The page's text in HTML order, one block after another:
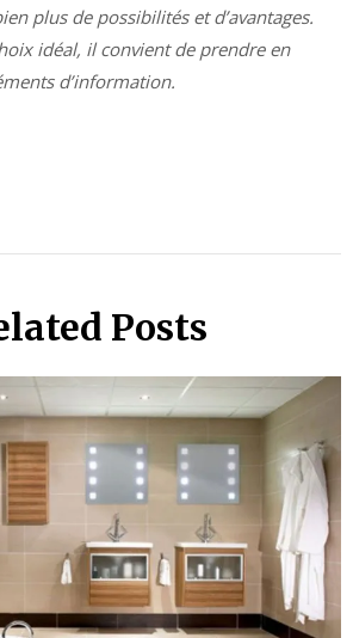
plus de possibilités et d’avantages.
idéal, il convient de prendre en
d’information.
Posts